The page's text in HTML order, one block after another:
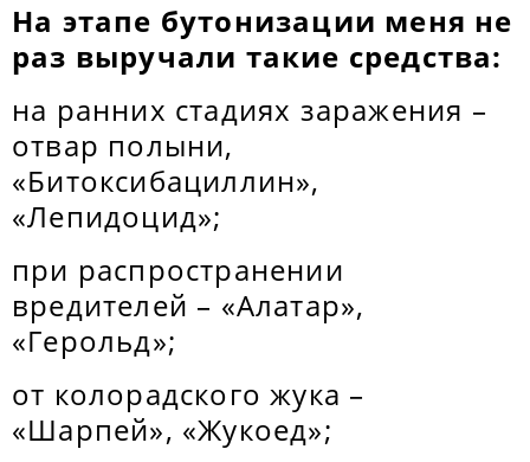
На этапе бутонизации меня не
раз выручали такие средства:
на ранних стадиях заражения –
отвар полыни,
«Битоксибациллин»,
«Лепидоцид»;
при распространении
вредителей – «Алатар»,
«Герольд»;
от колорадского жука –
«Шарпей», «Жукоед»;